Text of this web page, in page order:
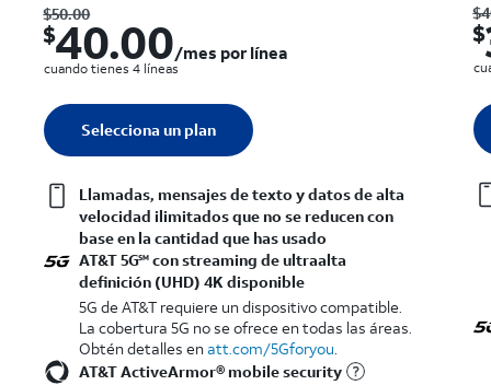
$50.00
$40.00/mes por línea
cuando tienes 4 líneas
Selecciona un plan
1 línea
Quantity selected: 0
Llamadas, mensajes de texto y datos de alta
velocidad ilimitados que no se reducen con
base en la cantidad que has usado
AT&T 5GSM con streaming de ultraalta
definición (UHD) 4K disponible
5G de AT&T requiere un dispositivo compatible.
La cobertura 5G no se ofrece en todas las áreas.
Obtén detalles enatt.com/5Gforyou.​
AT&T ActiveArmor® mobile security
$